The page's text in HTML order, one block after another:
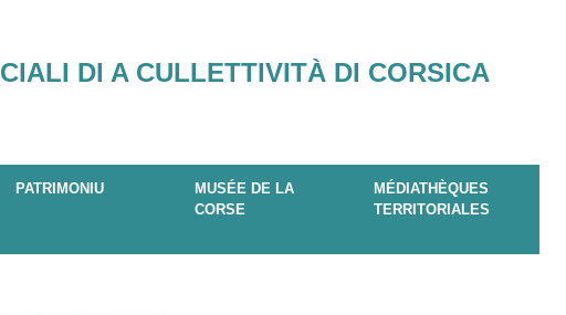
DI A CULLETTIVITÀ DI CORSICA
PATRIMONIU
MUSÉE DE LA
CORSE
MÉDIATHÈQUES
TERRITORIALES